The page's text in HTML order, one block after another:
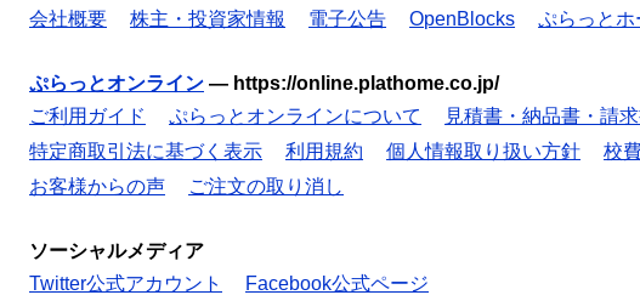
会社概要
株主・投資家情報 電子公告 OpenBlocks ぷらっとホ
ぷらっとオンライン — https://online.plathome.co.jp/
ご利用ガイド
ぷらっとオンラインについて 見積書・納品書・請
特定商取引法に基づく表示
利用規約 個人情報取り扱い方針 校
お客様からの声
ご注文の取り消し
ソーシャルメディア
Twitter公式アカウント
Facebook公式ページ